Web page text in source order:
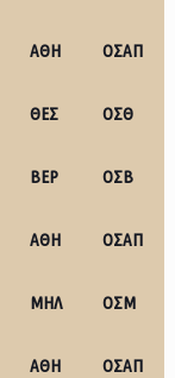
ΑΘΗ ΟΣΑΠ
ΘΕΣ ΟΣΘ
ΒΕΡ ΟΣΒ
ΑΘΗ ΟΣΑΠ
ΜΗΛ ΟΣΜ
ΑΘΗ ΟΣΑΠ